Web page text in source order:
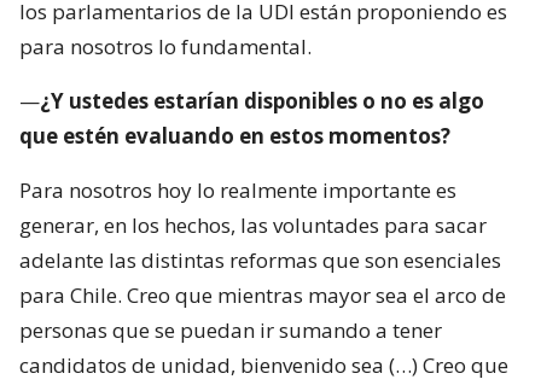
los parlamentarios de la UDI están proponiendo es
para nosotros lo fundamental.
—¿Y ustedes estarían disponibles o no es algo
que estén evaluando en estos momentos?
Para nosotros hoy lo realmente importante es
generar, en los hechos, las voluntades para sacar
adelante las distintas reformas que son esenciales
para Chile. Creo que mientras mayor sea el arco de
personas que se puedan ir sumando a tener
candidatos de unidad, bienvenido sea (…) Creo que